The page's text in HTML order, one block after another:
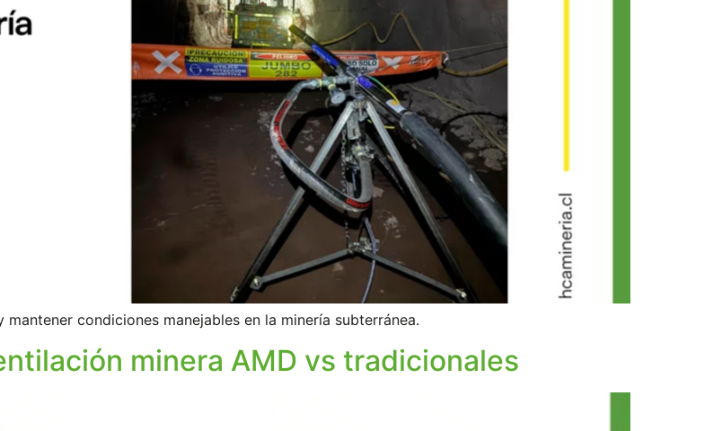
condiciones manejables en la minería subterránea.
minera AMD vs tradicionales